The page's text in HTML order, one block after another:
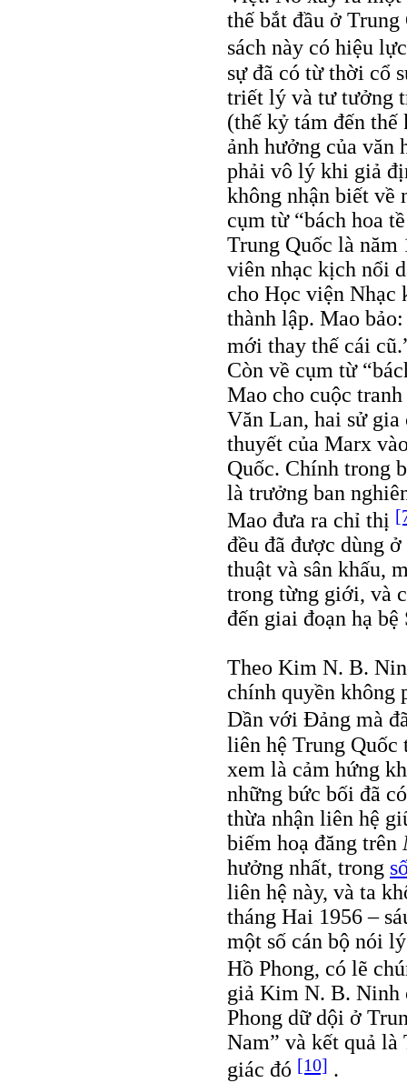
thế bắt đầu ở
sách này có hiệu
sự đã có từ thời cổ
triết lý và tư tưởng
(thế kỷ tám đến
ảnh hưởng của văn
phải vô lý khi giả
không nhận biết về
cụm từ “bách hoa
Trung Quốc là
viên nhạc kịch nổi
cho Học viện Nhạc
thành lập. Mao
mới thay thế cái
Còn về cụm từ
Mao cho cuộc
Văn Lan, hai sử gia
thuyết của Marx
Quốc. Chính trong
là trưởng ban
Mao đưa ra chỉ thị
đều đã được dùng
thuật và sân khấu,
trong từng giới, và
đến giai đoạn hạ
Theo Kim N. B.
chính quyền không
Dần với Đảng mà
liên hệ Trung Quốc
xem là cảm hứng
những bức bối đã
thừa nhận liên hệ
biếm hoạ đăng trên
hưởng nhất, trong
liên hệ này, và ta
tháng Hai 1956 –
một số cán bộ nói
Hồ Phong, có lẽ
giả Kim N. B. Ninh
Phong dữ dội ở
Nam” và kết quả là
giác đó [10] .